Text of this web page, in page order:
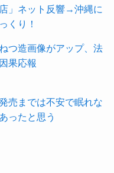
」ネット反響→沖縄に
くり！
つ造画像がアップ、法
果応報
売までは不安で眠れな
ったと思う